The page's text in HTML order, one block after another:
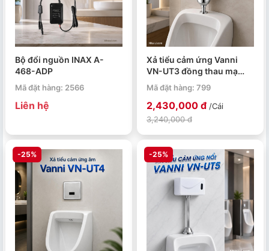
Bộ đổi nguồn INAX A-
468-ADP
Mã đặt hàng: 2566
Liên hệ
Xả tiểu cảm ứng Vanni
VN-UT3 đồng thau mạ
crome
Mã đặt hàng: 799
2,430,000 đ /Cái
3,240,000 đ
-25% -25%